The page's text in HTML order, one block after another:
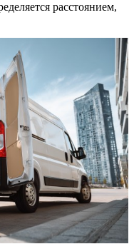
расстоянием,